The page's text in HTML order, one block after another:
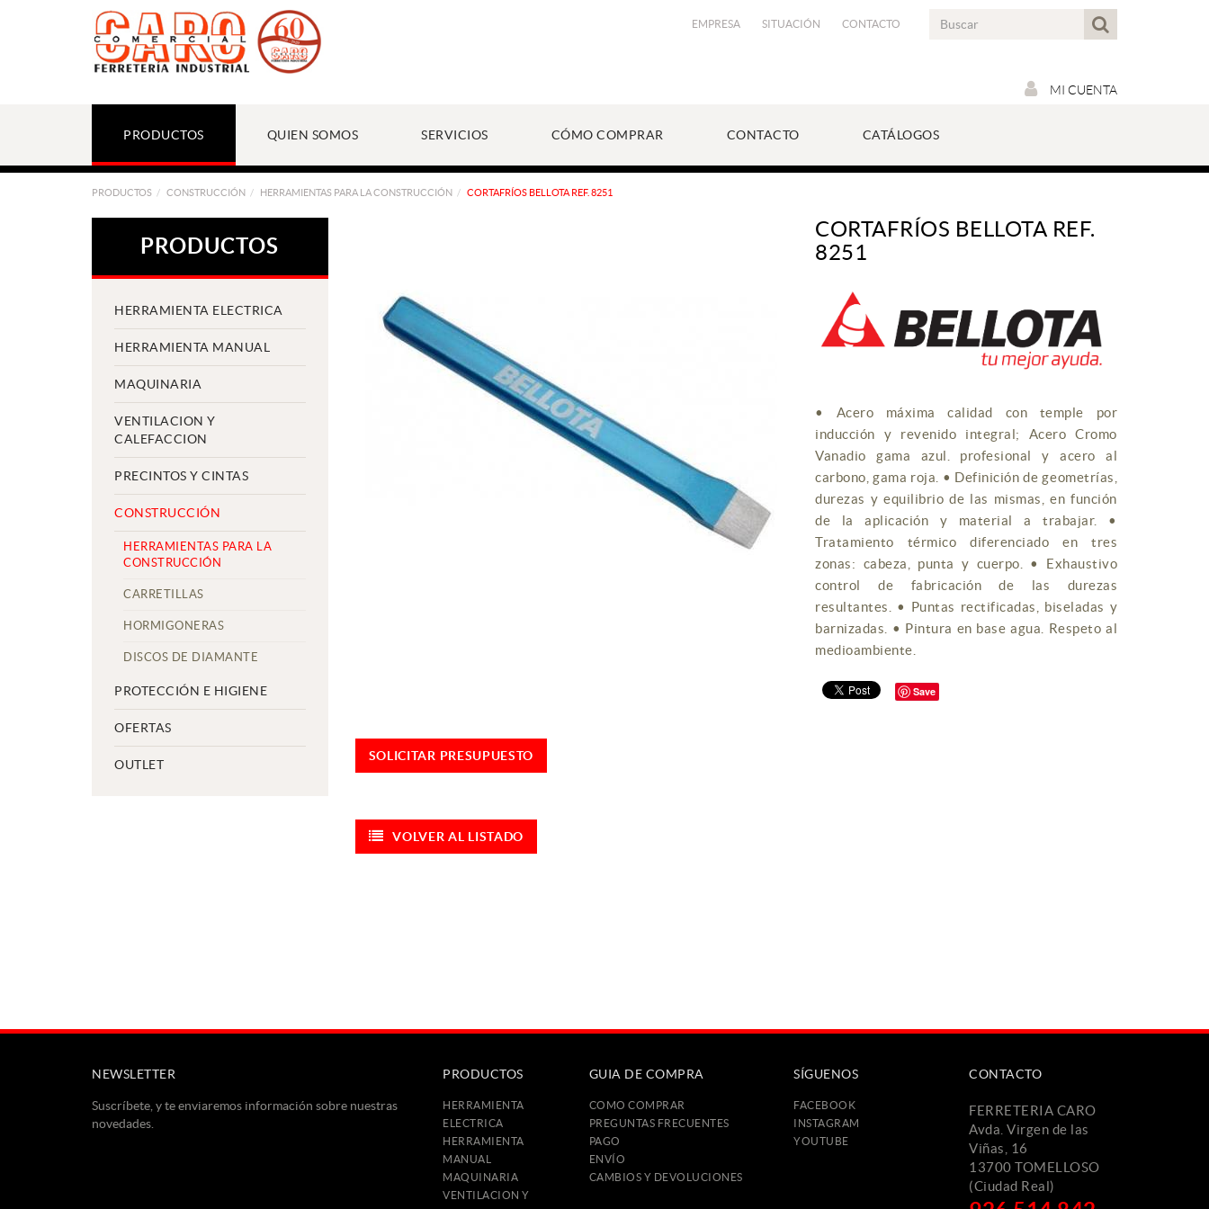
EMPRESA SITUACIÓN CONTACTO
MI CUENTA
PRODUCTOS QUIEN SOMOS SERVICIOS CÓMO COMPRAR CONTACTO CATÁLOGOS
PRODUCTOS CONSTRUCCIÓN HERRAMIENTAS PARA LA CONSTRUCCIÓN CORTAFRÍOS BELLOTA REF. 8251
PRODUCTOS
HERRAMIENTA ELECTRICA
HERRAMIENTA MANUAL
MAQUINARIA
VENTILACION Y
CALEFACCION
PRECINTOS Y CINTAS
CONSTRUCCIÓN
HERRAMIENTAS PARA LA
CONSTRUCCIÓN
CARRETILLAS
HORMIGONERAS
DISCOS DE DIAMANTE
PROTECCIÓN E HIGIENE
OFERTAS
OUTLET
CORTAFRÍOS BELLOTA REF.
8251
• Acero máxima calidad con temple por
inducción y revenido integral; Acero Cromo
Vanadio gama azul. profesional y acero al
carbono, gama roja. • Definición de geometrías,
durezas y equilibrio de las mismas, en función
de la aplicación y material a trabajar. •
Tratamiento térmico diferenciado en tres
zonas: cabeza, punta y cuerpo. • Exhaustivo
control de fabricación de las durezas
resultantes. • Puntas rectificadas, biseladas y
barnizadas. • Pintura en base agua. Respeto al
medioambiente.
Save
SOLICITAR PRESUPUESTO
VOLVER AL LISTADO
NEWSLETTER
Suscríbete, y te enviaremos información sobre nuestras
novedades.
PRODUCTOS
HERRAMIENTA
ELECTRICA
HERRAMIENTA
MANUAL
MAQUINARIA
VENTILACION Y
GUIA DE COMPRA
COMO COMPRAR
PREGUNTAS FRECUENTES
PAGO
ENVÍO
CAMBIOS Y DEVOLUCIONES
SÍGUENOS
FACEBOOK
INSTAGRAM
YOUTUBE
CONTACTO
FERRETERIA CARO
Avda. Virgen de las
Viñas, 16
13700 TOMELLOSO
(Ciudad Real)